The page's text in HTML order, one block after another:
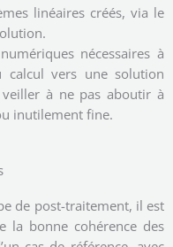
linéaires créés, via le
nécessaires à
calcul vers une solution
à ne pas aboutir à
inutilement fine.
de post-traitement, il est
la bonne cohérence des